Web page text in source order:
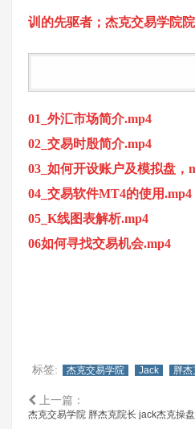
训的先驱者；杰克交易学院院
01_外汇市场简介.mp4
02_交易时殷简介.mp4
03_如何开设账户及模拟盘，
04_交易软件MT4的使用.mp4
05_K线图表解析.mp4
06如何寻找交易机会.mp4
标签: 杰克交易学院 Jack 胖杰
上一篇：
杰克交易学院 胖杰克院长 jack杰克操